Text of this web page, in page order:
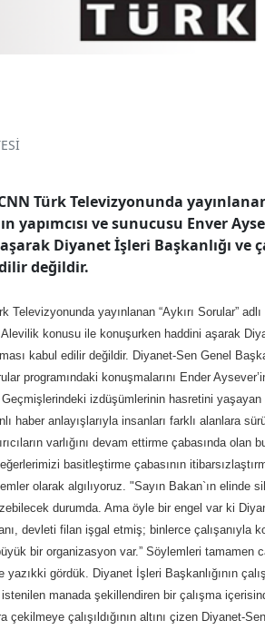
Türk Televizyonunda
yapımcısı ve sunucusu Enver
Diyanet İşleri Başkanlığı ve
değildir.
Televizyonunda yayınlanan “Aykırı Sorular” adlı
konusu ile konuşurken haddini aşarak
kabul edilir değildir. Diyanet-Sen Genel
programındaki konuşmalarını Ender
Geçmişlerindeki izdüşümlerinin hasretini
haber anlayışlarıyla insanları farklı alanlara
varlığını devam ettirme çabasında olan
basitleştirme çabasının
olarak algılıyoruz. "Sayın Bakan`ın elinde
durumda. Ama öyle bir engel var ki
devleti filan işgal etmiş; binlerce çalışanıyla
bir organizasyon var.” Söylemleri tamamen
yazıkki gördük. Diyanet İşleri Başkanlığının
istenilen manada şekillendiren bir çalışma
çekilmeye çalışıldığının altını çizen Diyanet-